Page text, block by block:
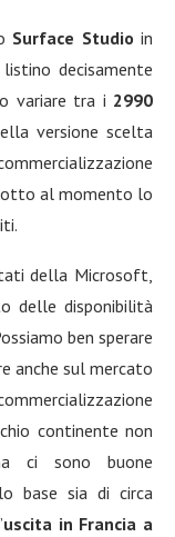
Surface Studio in
decisamente
variare tra i 2990
versione scelta
al momento lo
della Microsoft,
delle disponibilità
ben sperare
anche sul mercato
continente non
ci sono buone
base sia di circa
uscita in Francia a